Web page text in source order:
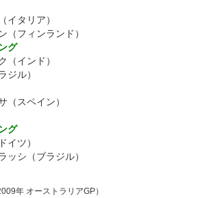
イタリア）
（フィンランド）
グ
（インド）
ジル）
（スペイン）
グ
イツ）
ッシ（ブラジル）
年 オーストラリアGP）